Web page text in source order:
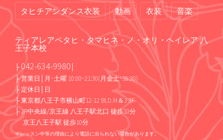
タヒチアンダンス衣装 動画 衣装 音楽
ティアレアペタヒ・タマヒネ・ノ・オリ・ヘイレア 八
王子本校
├042-634-9980
├ 営業日│月~土曜 10:00~21:30(月金土~16:30)
├ 定休日│日
├ 東京都八王子市横山町12-12 BLD.M＆J 3F
├ JR中央線/京王線 八王子駅北口 徒歩10分
京王八王子駅 徒歩10分
※レッスン中等の理由により電話に出られない場合があります。